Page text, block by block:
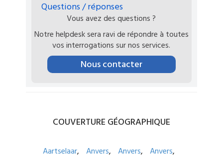
Questions / réponses
Vous avez des questions ?
Notre helpdesk sera ravi de répondre à toutes
vos interrogations sur nos services.
Nous contacter
COUVERTURE GÉOGRAPHIQUE
Aartselaar Anvers Anvers
Anvers